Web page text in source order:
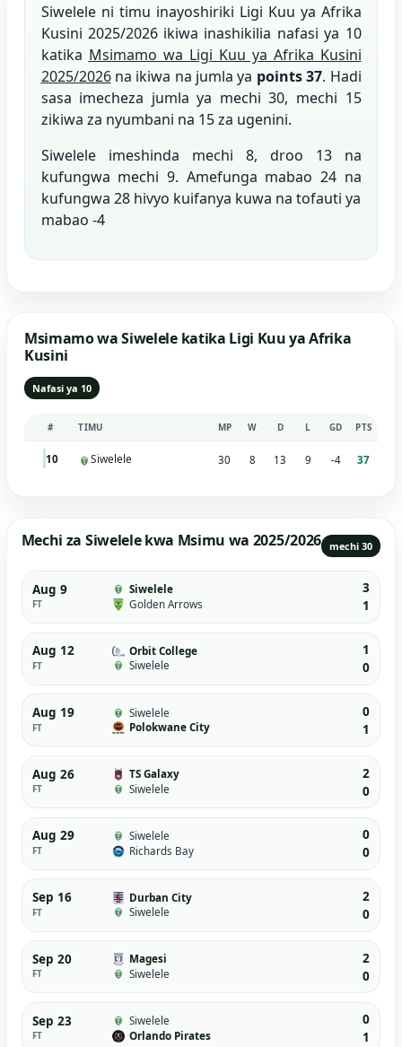
Siwelele ni timu inayoshiriki Ligi Kuu ya Afrika
Kusini 2025/2026 ikiwa inashikilia nafasi ya 10
katika Msimamo wa Ligi Kuu ya Afrika Kusini
2025/2026na ikiwa na jumla ya points 37. Hadi
sasa imecheza jumla ya mechi 30, mechi 15
zikiwa za nyumbani na 15 za ugenini.
Siwelele imeshinda mechi 8, droo 13 na
kufungwa mechi 9. Amefunga mabao 24 na
kufungwa 28 hivyo kuifanya kuwa na tofauti ya
mabao -4
Msimamo wa Siwelele katika Ligi Kuu ya Afrika
Kusini
Nafasi ya 10
# TIMU MP W D L GD PTS
10 Siwelele 30 8 13 9 -4 37
Mechi za Siwelele kwa Msimu wa 2025/2026 mechi 30
Aug 9
FT
Siwelele
Golden Arrows
3
1
Aug 12
FT
Orbit College
Siwelele
1
0
Aug 19
FT
Siwelele
Polokwane City
0
1
Aug 26
FT
TS Galaxy
Siwelele
2
0
Aug 29
FT
Siwelele
Richards Bay
0
0
Sep 16
FT
Durban City
Siwelele
2
0
Sep 20
FT
Magesi
Siwelele
2
0
Sep 23
FT
Siwelele
Orlando Pirates
0
1